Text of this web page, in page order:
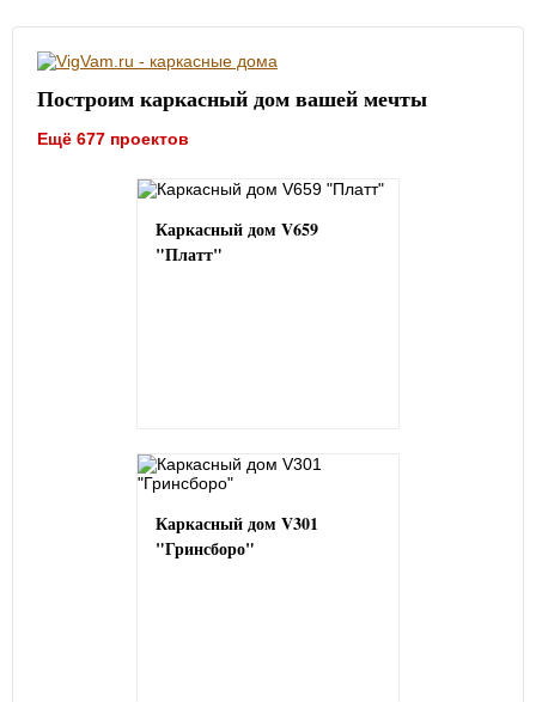
Построим каркасный дом вашей мечты
Ещё 677 проектов
Каркасный дом V659
"Платт"
Каркасный дом V301
"Гринсборо"